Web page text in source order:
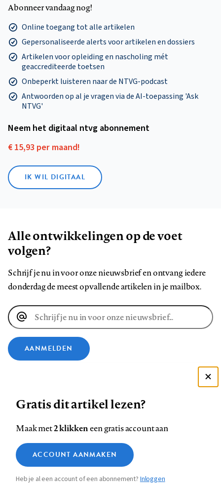
Abonneer vandaag nog!
Online toegang tot alle artikelen
Gepersonaliseerde alerts voor artikelen en dossiers
Artikelen voor opleiding en nascholing mét
geaccrediteerde toetsen
Onbeperkt luisteren naar de NTVG-podcast
Antwoorden op al je vragen via de AI-toepassing 'Ask
NTVG'
Neem het digitaal ntvg abonnement
€ 15,93 per maand!
IK WIL DIGITAAL
Alle ontwikkelingen op de voet
volgen?
Schrijf je nu in voor onze nieuwsbrief en ontvang iedere
donderdag de meest opvallende artikelen in je mailbox.
E-
mailadres
AANMELDEN
ons
op
Facebook
ons
op
LinkedIn
ons
op
Bluesky
ons
op
Instagram
ons
op
YouTube
ons
Footer
navigation
Contact Colofon Disclaimer Privacy
Medische vragen verdienen
betrouwbare antwoorden
Gratis dit artikel lezen?
Maak met2 klikkeneen gratis account aan
ACCOUNT AANMAKEN
Heb je al een account of een abonnement?Inloggen
Zie onze cookie policy
Analytische cookies
Marketing cookies